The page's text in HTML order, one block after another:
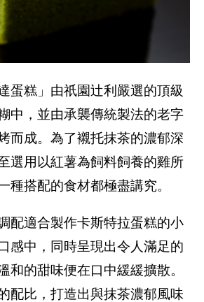
蛋糕」由祇園辻利嚴選的頂級
中，並由承襲傳統製法的老字
而成。為了襯托抹茶的濃郁深
選用以紅薯為飼料飼養的雞所
種搭配的食材都極盡講究。
配適合製作卡斯特拉蛋糕的小
感中，同時呈現出令人滿足的
和的甜味便在口中緩緩擴散。
配比，打造出與抹茶濃郁風味